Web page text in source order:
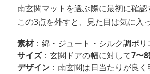
南玄関マットを選ぶ際に最初に確認
この3点を外すと、見た目は気に入
素材：綿・ジュート・シルク調ポ
サイズ：玄関ドアの幅に対して7〜
デザイン ：南玄関は日当たりが良